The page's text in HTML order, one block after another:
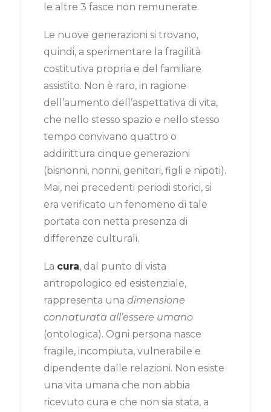
le altre 3 fasce non remunerate.
Le nuove generazioni si trovano,
quindi, a sperimentare la fragilità
costitutiva propria e del familiare
assistito. Non è raro, in ragione
dell’aumento dell’aspettativa di vita,
che nello stesso spazio e nello stesso
tempo convivano quattro o
addirittura cinque generazioni
(bisnonni, nonni, genitori, figli e nipoti).
Mai, nei precedenti periodi storici, si
era verificato un fenomeno di tale
portata con netta presenza di
differenze culturali.
La cura, dal punto di vista
antropologico ed esistenziale,
rappresenta una dimensione
connaturata all’essere umano
(ontologica). Ogni persona nasce
fragile, incompiuta, vulnerabile e
dipendente dalle relazioni. Non esiste
una vita umana che non abbia
ricevuto cura e che non sia stata, a